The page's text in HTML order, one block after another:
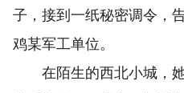
子，接到一纸秘密调令，
鸡某军工单位。
在陌生的西北小城，她